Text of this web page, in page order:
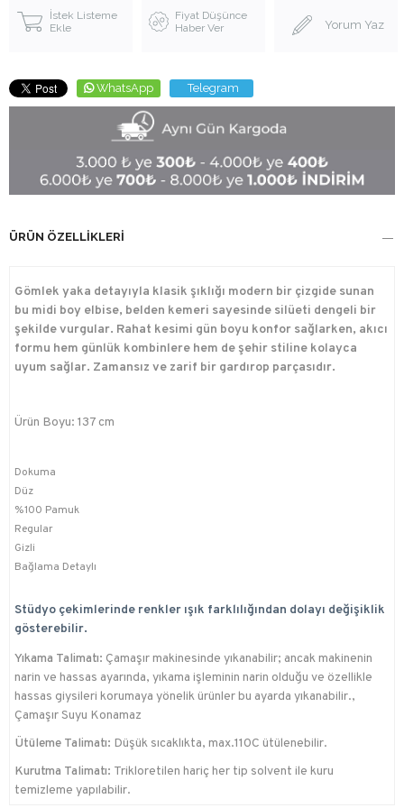
İstek Listeme
Ekle
Fiyat Düşünce
Haber Ver
Yorum Yaz
WhatsApp Telegram
ÜRÜN ÖZELLIKLERI
Gömlek yaka detayıyla klasik şıklığı modern bir çizgide sunan
bu midi boy elbise, belden kemeri sayesinde silüeti dengeli bir
şekilde vurgular. Rahat kesimi gün boyu konfor sağlarken, akıcı
formu hem günlük kombinlere hem de şehir stiline kolayca
uyum sağlar. Zamansız ve zarif bir gardırop parçasıdır.
Ürün Boyu: 137 cm
Dokuma
Düz
%100 Pamuk
Regular
Gizli
Bağlama Detaylı
Stüdyo çekimlerinde renkler ışık farklılığından dolayı değişiklik
gösterebilir.
Yıkama Talimatı: Çamaşır makinesinde yıkanabilir; ancak makinenin
narin ve hassas ayarında, yıkama işleminin narin olduğu ve özellikle
hassas giysileri korumaya yönelik ürünler bu ayarda yıkanabilir.,
Çamaşır Suyu Konamaz
Ütüleme Talimatı: Düşük sıcaklıkta, max.110C ütülenebilir.
Kurutma Talimatı: Trikloretilen hariç her tip solvent ile kuru
temizleme yapılabilir.